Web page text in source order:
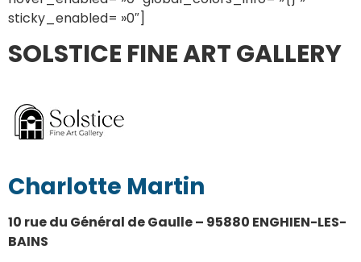
sticky_enabled= »0″]
SOLSTICE FINE ART GALLERY
Charlotte Martin
10 rue du Général de Gaulle – 95880 ENGHIEN-LES-
BAINS